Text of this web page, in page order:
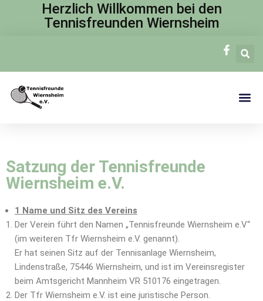
Herzlich Willkommen bei den
Tennisfreunden Wiernsheim
Satzung der Tennisfreunde
Wiernsheim e.V.
1 Name und Sitz des Vereins
Der Verein führt den Namen „Tennisfreunde Wiernsheim e.V“
(im weiteren Tfr Wiernsheim e.V. genannt).
Er hat seinen Sitz auf der Tennisanlage Wiernsheim,
Lindenstraße, 75446 Wiernsheim, und ist im Vereinsregister
beim Amtsgericht Mannheim VR 510176 eingetragen.
Der Tfr Wiernsheim e.V. ist eine juristische Person.